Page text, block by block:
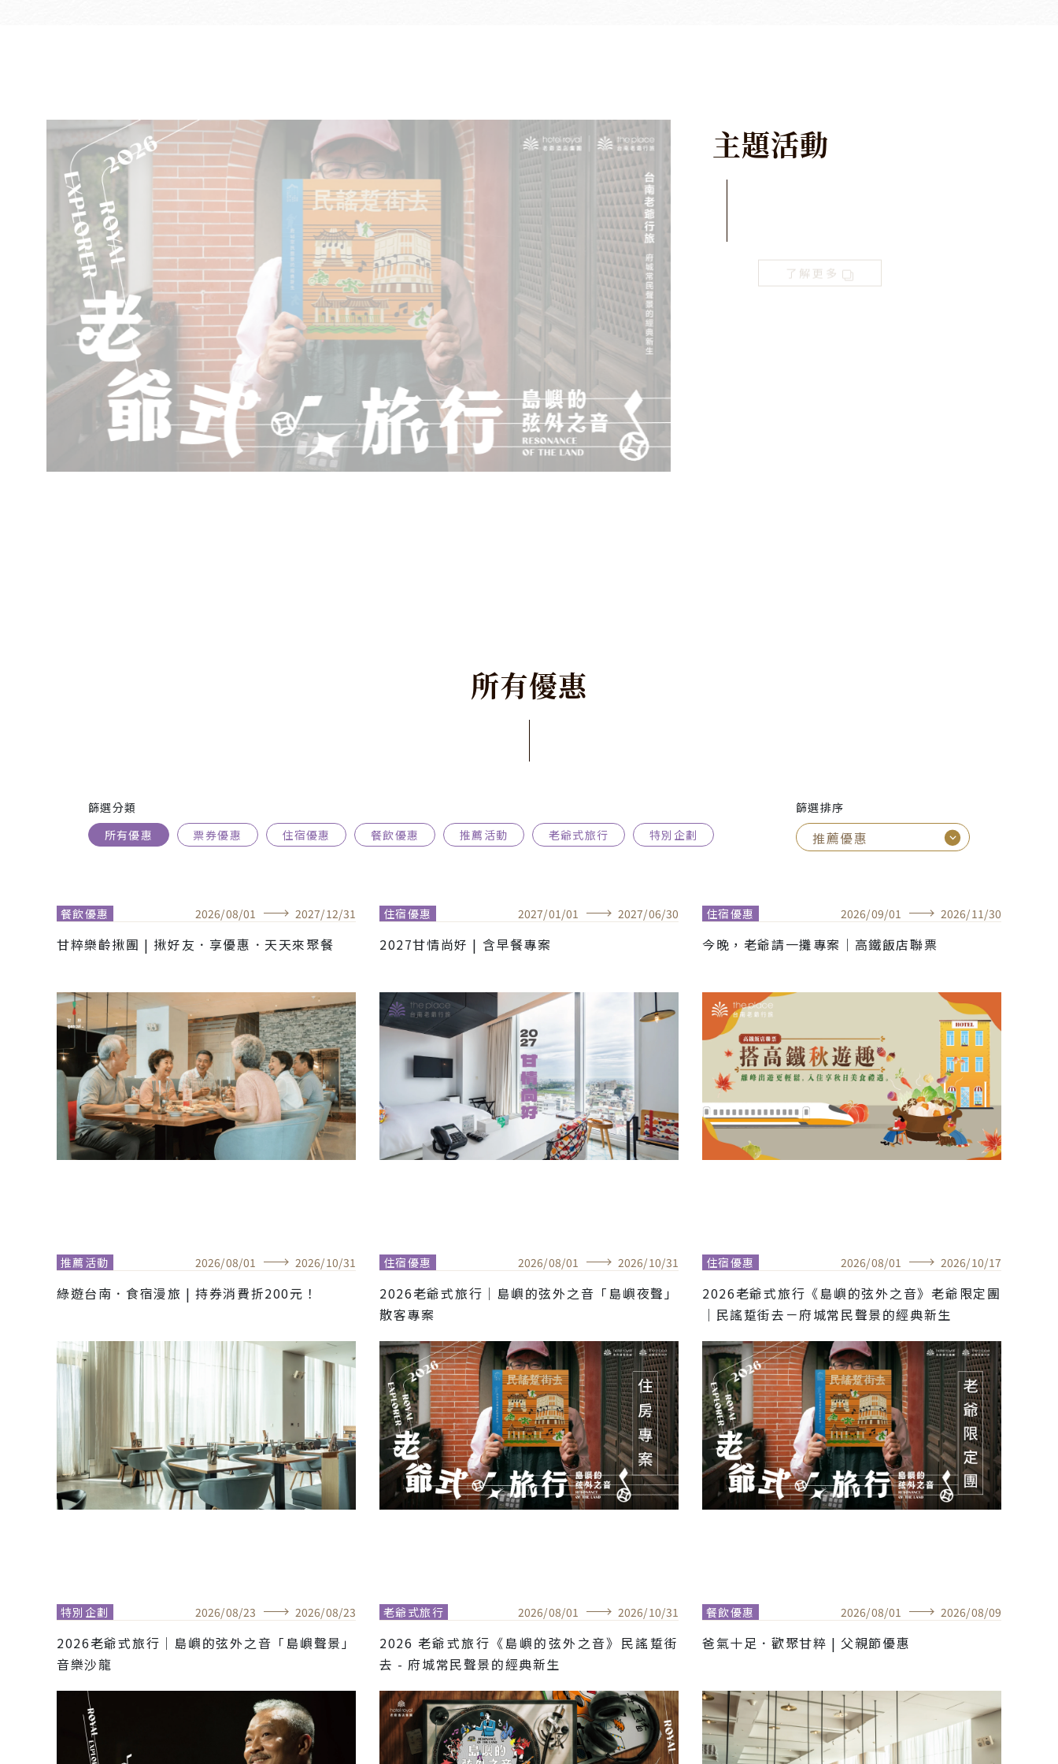
主題活動
所有優惠
篩選分類
所有優惠
票券優惠 住宿優惠 餐飲優惠 推薦活動 老爺式旅行 特別企劃
篩選排序
餐飲優惠 2026/08/01 2027/12/31
甘粹樂齡揪團 | 揪好友．享優惠．天天來聚餐
住宿優惠 2027/01 /01 2027/06/30
2027甘情尚好 | 含早餐專案
住宿優惠 2026/09/01 2026/11 /30
今晚，老爺請一攤專案｜高鐵飯店聯票
推薦活動 2026/08/01 2026/10/31
綠遊台南．食宿漫旅 | 持券消費折200元！
住宿優惠 2026/08/01 2026/10/31
2026老爺式旅行│島嶼的弦外之音「島嶼夜聲」
散客專案
住宿優惠 2026/08/01 2026/10/17
2026老爺式旅行《島嶼的弦外之音》老爺限定團
｜民謠踅街去－府城常民聲景的經典新生
特別企劃 2026/08/23 2026/08/23
2026老爺式旅行│島嶼的弦外之音「島嶼聲景」
音樂沙龍
老爺式旅行 2026/08/01 2026/10/31
2026 老爺式旅行《島嶼的弦外之音》民謠踅街
去 - 府城常民聲景的經典新生
餐飲優惠 2026/08/01 2026/08/09
爸氣十足．歡聚甘粹 | 父親節優惠